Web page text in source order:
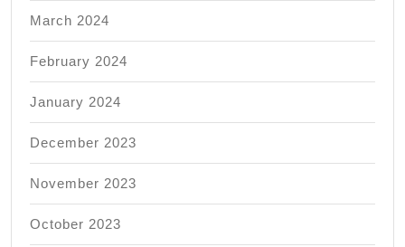
March 2024
February 2024
January 2024
December 2023
November 2023
October 2023